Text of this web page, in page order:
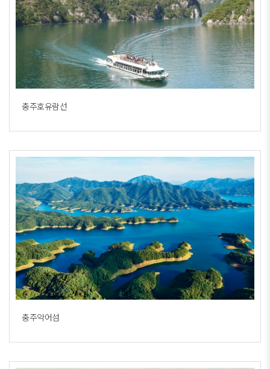
충주호유람선
충주악어섬